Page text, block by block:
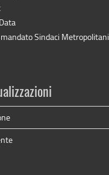
Sindaci Metropolitani